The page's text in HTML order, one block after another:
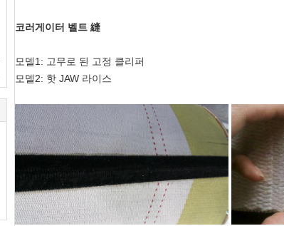
코러게이터 벨트 縫
모델1: 고무로 된 고정 클리퍼
모델2: 핫 JAW 라이스